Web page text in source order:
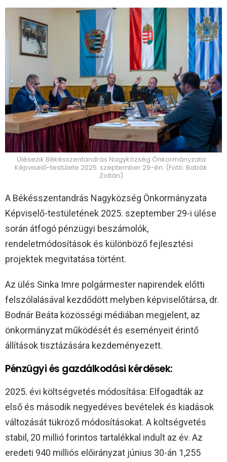
Ülésezik Békésszentandrás Nagyközség Önkormányzata
Képviselő-testülete 2025. szeptember 29-én. (Fotó: Babák
Zoltán)
A Békésszentandrás Nagyközség Önkormányzata
Képviselő-testületének 2025. szeptember 29-i ülése
során átfogó pénzügyi beszámolók,
rendeletmódosítások és különböző fejlesztési
projektek megvitatása történt.
Az ülés Sinka Imre polgármester napirendek előtti
felszólalásával kezdődött melyben képviselőtársa, dr.
Bodnár Beáta közösségi médiában megjelent, az
önkormányzat működését és eseményeit érintő
állítások tisztázására kezdeményezett.
Pénzügyi és gazdálkodási kérdések:
2025. évi költségvetés módosítása: Elfogadták az
első és második negyedéves bevételek és kiadások
változását tükröző módosításokat. A költségvetés
stabil, 20 millió forintos tartalékkal indult az év. Az
eredeti 940 milliós előirányzat június 30-án 1,255